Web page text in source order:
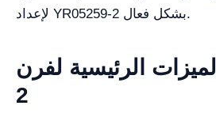
لإعداد YR05259-2 بشكل فعال.
الميزات الرئيسية لفرن YR05259-
2